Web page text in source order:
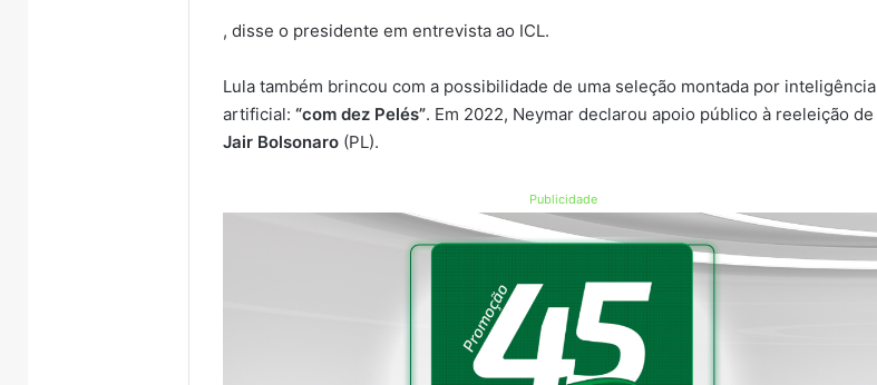
, disse o presidente em entrevista ao ICL.
Lula também brincou com a possibilidade de uma seleção montada por inteligência
artificial:“com dez Pelés”. Em 2022, Neymar declarou apoio público à reeleição de
Jair Bolsonaro (PL).
Publicidade